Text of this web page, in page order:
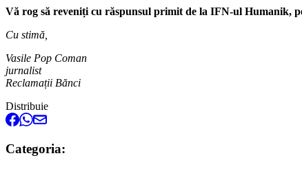
Vă rog să reveniți cu răspunsul primit de la IFN-ul Humanik,
Cu stimă,
Vasile Pop Coman
jurnalist
Reclamații Bănci
Distribuie
Categoria: